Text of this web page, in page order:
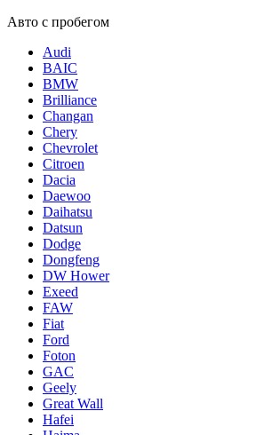
Авто с пробегом
Audi
BAIC
BMW
Brilliance
Changan
Chery
Chevrolet
Citroen
Dacia
Daewoo
Daihatsu
Datsun
Dodge
Dongfeng
DW Hower
Exeed
FAW
Fiat
Ford
Foton
GAC
Geely
Great Wall
Hafei